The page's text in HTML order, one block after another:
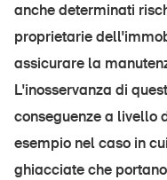
UPI – chi siamo
Media
Sinus Plus
Campagne
anche determinati
proprietarie
assicurare la
L'inosservanza di
conseguenze a livello
esempio nel caso in
ghiacciate che